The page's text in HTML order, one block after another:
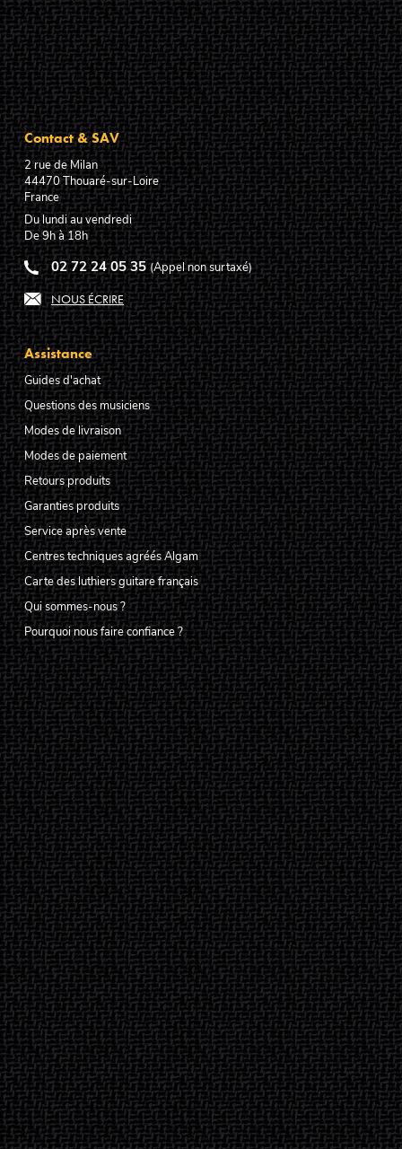
Contact & SAV
2 rue de Milan
44470Thouaré-sur-Loire
France
Du lundi au vendredi
De 9h à 18h
02 72 24 05 35 (Appel non surtaxé)
NOUS ÉCRIRE
Assistance
Guides d'achat
Questions des musiciens
Modes de livraison
Modes de paiement
Retours produits
Garanties produits
Service après vente
Centres techniques agréés Algam
Carte des luthiers guitare français
Qui sommes-nous ?
Pourquoi nous faire confiance ?